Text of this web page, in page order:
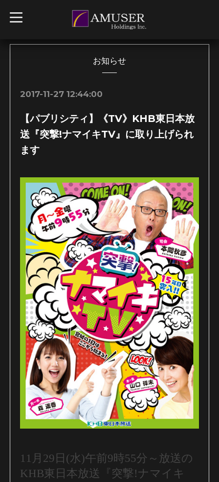
t
o
l
お知らせ
2017-11-27 12:44:00
【パブリシティ】《TV》KHB東日本放
送『突撃!ナマイキTV』に取り上げられ
ます
11 月 29 日(水)午前9時55分～放送の
KHB東日本放送『突撃!ナマイキ